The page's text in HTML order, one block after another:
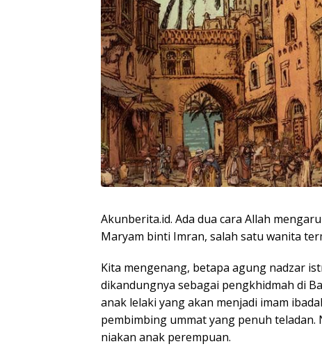
Akunberita.id. Ada dua cara Allah
Maryam binti Imran, salah satu wanita
Kita mengenang, betapa agung nadzar
dikandungnya sebagai pengkhidmah di
anak lelaki yang akan menjadi imam
pembimbing ummat yang penuh
niakan anak perempuan.